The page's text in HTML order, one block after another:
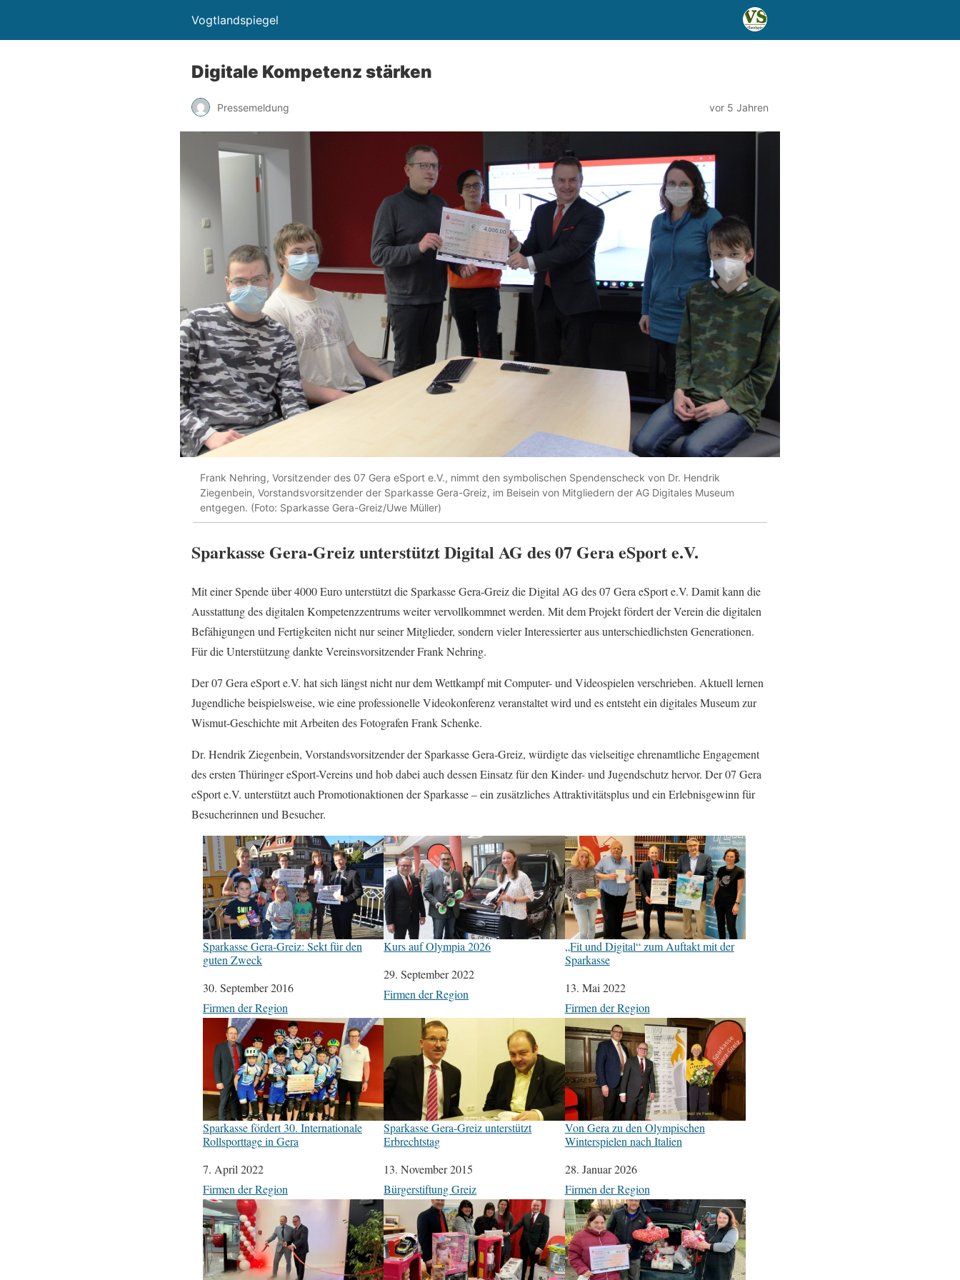
Vogtlandspiegel
Digitale Kompetenz stärken
Pressemeldung vor 5 Jahren
Frank Nehring, Vorsitzender des 07 Gera eSport e.V., nimmt den symbolischen Spendenscheck von Dr. Hendrik
Ziegenbein, Vorstandsvorsitzender der Sparkasse Gera-Greiz, im Beisein von Mitgliedern der AG Digitales Museum
entgegen. (Foto: Sparkasse Gera-Greiz/Uwe Müller)
Sparkasse Gera-Greiz unterstützt Digital AG des 07 Gera eSport e.V.
Mit einer Spende über 4000 Euro unterstützt die Sparkasse Gera-Greiz die Digital AG des 07 Gera eSport e.V. Damit kann die
Ausstattung des digitalen Kompetenzzentrums weiter vervollkommnet werden. Mit dem Projekt fördert der Verein die digitalen
Befähigungen und Fertigkeiten nicht nur seiner Mitglieder, sondern vieler Interessierter aus unterschiedlichsten Generationen.
Für die Unterstützung dankte Vereinsvorsitzender Frank Nehring.
Der 07 Gera eSport e.V. hat sich längst nicht nur dem Wettkampf mit Computer- und Videospielen verschrieben. Aktuell lernen
Jugendliche beispielsweise, wie eine professionelle Videokonferenz veranstaltet wird und es entsteht ein digitales Museum zur
Wismut-Geschichte mit Arbeiten des Fotografen Frank Schenke.
Dr. Hendrik Ziegenbein, Vorstandsvorsitzender der Sparkasse Gera-Greiz, würdigte das vielseitige ehrenamtliche Engagement
des ersten Thüringer eSport-Vereins und hob dabei auch dessen Einsatz für den Kinder- und Jugendschutz hervor. Der 07 Gera
eSport e.V. unterstützt auch Promotionaktionen der Sparkasse – ein zusätzliches Attraktivitätsplus und ein Erlebnisgewinn für
Besucherinnen und Besucher.
Sparkasse Gera-Greiz: Sekt für den
guten Zweck
Datum
30. September 2016
In Bezug auf
Firmen der Region
Kurs auf Olympia 2026
Datum
29. September 2022
In Bezug auf
Firmen der Region
„Fit und Digital“ zum Auftakt mit der
Sparkasse
Datum
13. Mai 2022
In Bezug auf
Firmen der Region
Sparkasse fördert 30. Internationale
Rollsporttage in Gera
Datum
7. April 2022
In Bezug auf
Firmen der Region
Sparkasse Gera-Greiz unterstützt
Erbrechtstag
Datum
13. November 2015
In Bezug auf
Bürgerstiftung Greiz
Von Gera zu den Olympischen
Winterspielen nach Italien
Datum
28. Januar 2026
In Bezug auf
Firmen der Region